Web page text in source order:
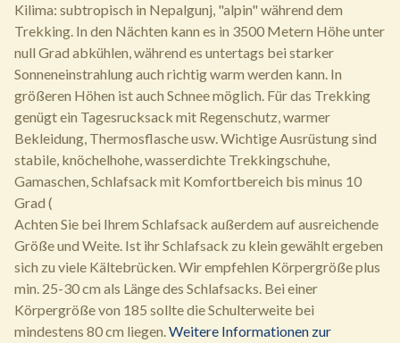
Kilima: subtropisch in Nepalgunj, "alpin" während dem
Trekking. In den Nächten kann es in 3500 Metern Höhe unter
null Grad abkühlen, während es untertags bei starker
Sonneneinstrahlung auch richtig warm werden kann. In
größeren Höhen ist auch Schnee möglich. Für das Trekking
genügt ein Tagesrucksack mit Regenschutz, warmer
Bekleidung, Thermosflasche usw. Wichtige Ausrüstung sind
stabile, knöchelhohe, wasserdichte Trekkingschuhe,
Gamaschen, Schlafsack mit Komfortbereich bis minus 10
Grad (
Achten Sie bei Ihrem Schlafsack außerdem auf ausreichende
Größe und Weite. Ist ihr Schlafsack zu klein gewählt ergeben
sich zu viele Kältebrücken. Wir empfehlen Körpergröße plus
min. 25-30 cm als Länge des Schlafsacks. Bei einer
Körpergröße von 185 sollte die Schulterweite bei
mindestens 80 cm liegen.Weitere Informationen zur